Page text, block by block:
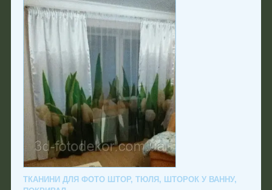
ТКАНИНИ ДЛЯ ФОТО ШТОР, ТЮЛЯ, ШТОРОК У ВАННУ,